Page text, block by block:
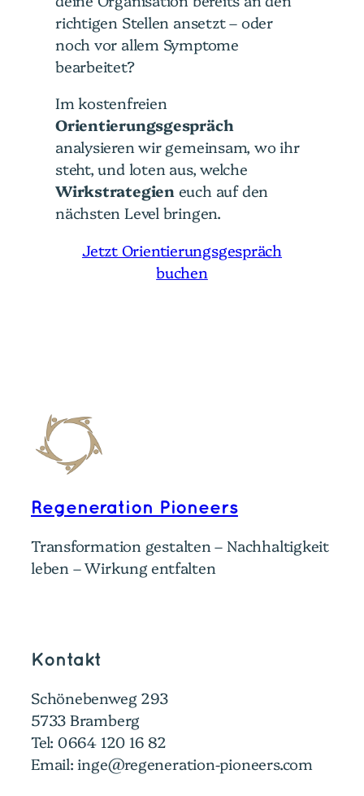
richtigen Stellen ansetzt – oder
noch vor allem Symptome
bearbeitet?
Im kostenfreien
Orientierungsgespräch
analysieren wir gemeinsam, wo ihr
steht, und loten aus, welche
Wirkstrategieneuch auf den
nächsten Level bringen.
Jetzt Orientierungsgespräch
buchen
Regeneration Pioneers
Transformation gestalten – Nachhaltigkeit
leben – Wirkung entfalten
Kontakt
Schönebenweg 293
5733 Bramberg
Tel: 0664 120 16 82
Email: inge@regeneration-pioneers.com